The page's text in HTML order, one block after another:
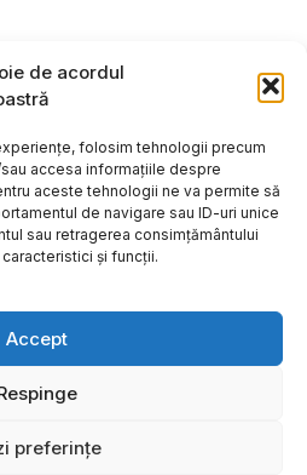
de acordul
folosim tehnologii precum
accesa informațiile despre
aceste tehnologii ne va permite să
de navigare sau ID-uri unice
sau retragerea consimțământului
și funcții.
Accept
preferințe
©2026